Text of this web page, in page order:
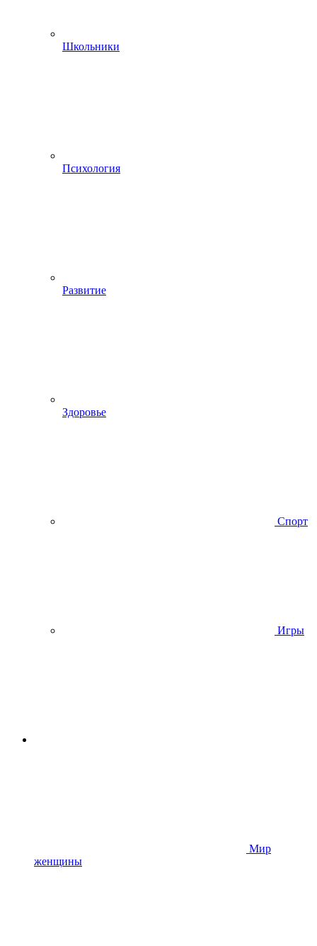
Школьники
Психология
Развитие
Здоровье
Спорт
Игры
Мир
женщины